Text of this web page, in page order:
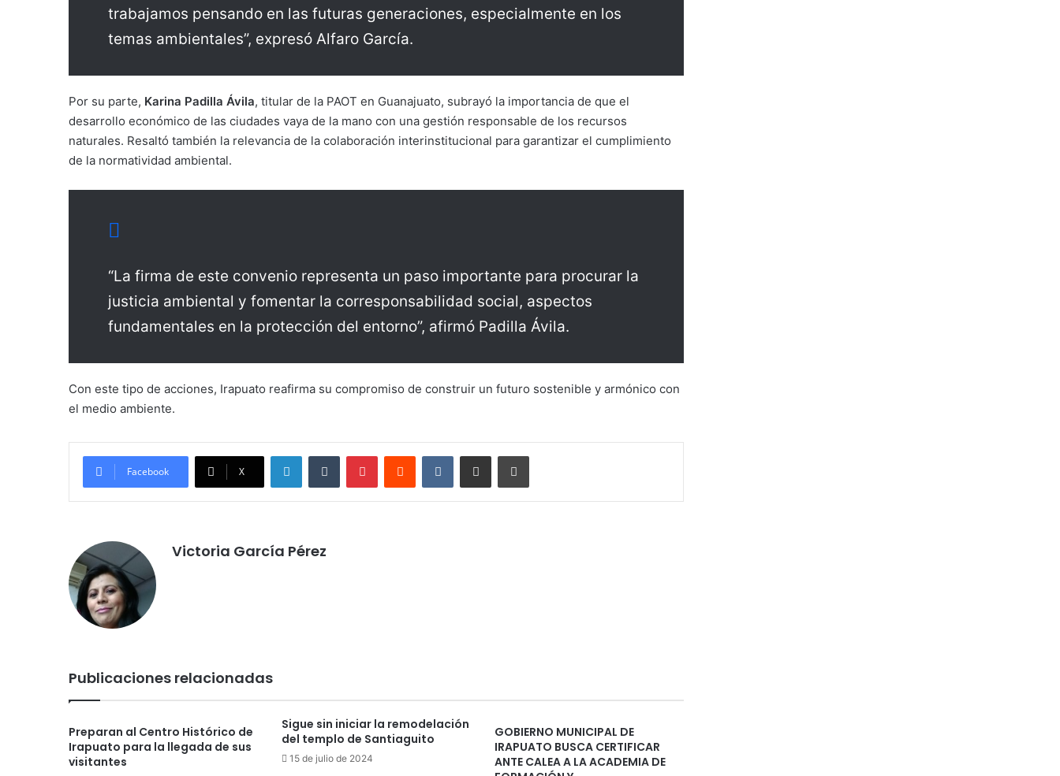
trabajamos pensando en las futuras generaciones, especialmente en los
temas ambientales”, expresó Alfaro García.
Por su parte, Karina Padilla Ávila, titular de la PAOT en Guanajuato, subrayó la importancia de que el
desarrollo económico de las ciudades vaya de la mano con una gestión responsable de los recursos
naturales. Resaltó también la relevancia de la colaboración interinstitucional para garantizar el cumplimiento
de la normatividad ambiental.
“La firma de este convenio representa un paso importante para procurar la
justicia ambiental y fomentar la corresponsabilidad social, aspectos
fundamentales en la protección del entorno”, afirmó Padilla Ávila.
Con este tipo de acciones, Irapuato reafirma su compromiso de construir un futuro sostenible y armónico con
el medio ambiente.
Facebook X
LinkedInTumblr PinterestReddit VKontakteCompartir por correo electrónicoImprimir
Victoria García Pérez
Publicaciones relacionadas
Preparan al Centro Histórico de
Irapuato para la llegada de sus
visitantes
Sigue sin iniciar la remodelación
del templo de Santiaguito
15 de julio de 2024
GOBIERNO MUNICIPAL DE
IRAPUATO BUSCA CERTIFICAR
ANTE CALEA A LA ACADEMIA DE